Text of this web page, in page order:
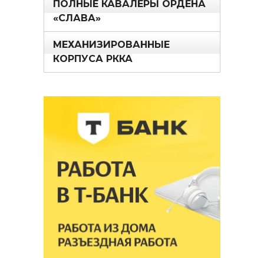
ПОЛНЫЕ КАВАЛЕРЫ ОРДЕНА
«СЛАВА»
МЕХАНИЗИРОВАННЫЕ
КОРПУСА РККА